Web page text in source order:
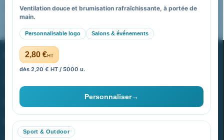
Ventilation douce et brumisation rafraîchissante, à portée de
main.
Personnalisable logo Salons & événements
2,80 €HT
dès 2,20 € HT / 5000 u.
Personnaliser→
Sport & Outdoor
FAQ sur Promenoch Goodies Pub France
Pourquoi ça a marché à 100% pour moi ?
PROMENOCH GOODIES
40 rue Madeleine Michelis
92 200 Neuilly